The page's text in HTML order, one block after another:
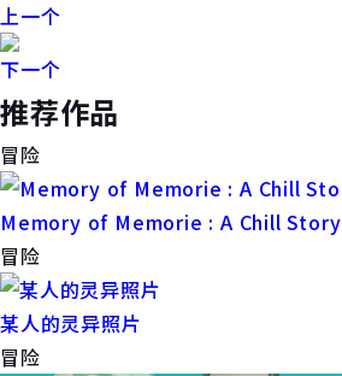
上一个
下一个
推荐作品
冒险
Memory of Memorie : A Chill Story
冒险
某人的灵异照片
冒险